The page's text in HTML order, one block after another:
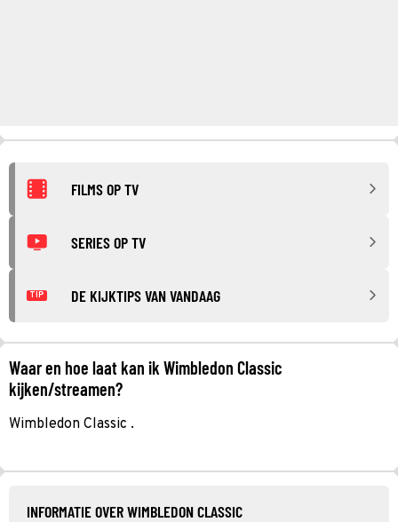
FILMS OP TV
SERIES OP TV
TIP DE KIJKTIPS VAN VANDAAG
Waar en hoe laat kan ik Wimbledon Classic
kijken/streamen?
Wimbledon Classic .
INFORMATIE OVER WIMBLEDON CLASSIC